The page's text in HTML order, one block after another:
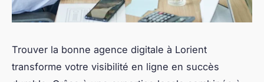
Trouver la bonne agence digitale à Lorient
transforme votre visibilité en ligne en succès